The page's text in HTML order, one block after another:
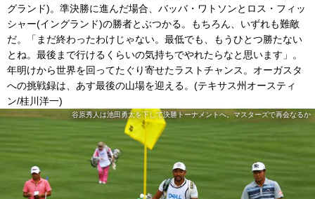
グランド)。準決勝に進んだ場合、バッバ・ワトソンとロス・フィッ
シャー(イングランド)の勝者とぶつかる。もちろん、いずれも難敵
だ。「まだ終わったわけじゃない。最低でも、もうひとつ勝たない
とね。最後まで行けるくらいの気持ちでやれたらなと思います」。
年明けから世界を回ってたぐり寄せたラストチャンス。オーガスタ
への挑戦録は、あす最後の山場を迎える。(テキサス州オースティ
ン/桂川洋一)
谷原秀人は池田勇太を下して決勝トーナメントへ。マスターズで再会なるか